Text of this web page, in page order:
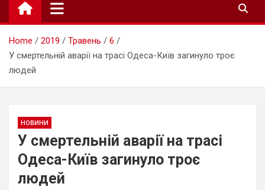
Home 2019 Травень
6
У смертельній аварії на трасі Одеса-Київ загинуло троє
людей
НОВИНИ
У смертельній аварії на трасі
Одеса-Київ загинуло троє
людей